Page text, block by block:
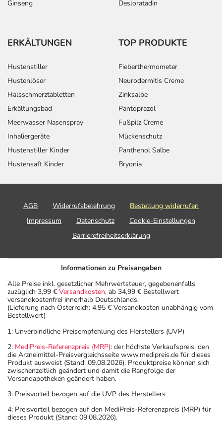
Ginseng
Desloratadin
ERKÄLTUNGEN
Hustenstiller
Hustenlöser
Halsschmerztabletten
Erkältungsbad
Meerwasser Nasenspray
Inhaliergeräte
Hustenstiller Kinder
Hustensaft Kinder
TOP PRODUKTE
Fieberthermometer
Neurodermitis Creme
Zinksalbe
Pantoprazol
Fußpilz Creme
Mückenschutz
Panthenol Salbe
Bryonia
AGB Widerrufsbelehrung
Bestellung widerrufen
Impressum
Datenschutz
Cookie-Einstellungen
Barrierefreiheitserklärung
Informationen zu Preisangaben
Alle Preise inkl. gesetzlicher Mehrwertsteuer, gegebenenfalls
zuzüglich 3,99 € Versandkosten, ab 34,99 € Bestellwert
versandkostenfrei innerhalb Deutschlands.
(Lieferung nach Österreich: 4,95 € Versandkosten unabhängig vom
Bestellwert)
1: Unverbindliche Preisempfehlung des Herstellers (UVP)
2: MediPreis-Referenzpreis (MRP): der höchste Verkaufspreis, den
die Arzneimittel-Preisvergleichsseite www.medipreis.de für dieses
Produkt ausweist (Stand: 09.08.2026). Produktpreise können sich
zwischenzeitlich geändert und damit die Rangfolge der
Versandapotheken geändert haben.
3: Preisvorteil bezogen auf die UVP des Herstellers
4: Preisvorteil bezogen auf den MediPreis-Referenzpreis (MRP) für
dieses Produkt (Stand: 09.08.2026).